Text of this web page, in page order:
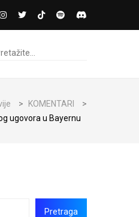
> KOMENTARI
>
ugovora u Bayernu
Pretraga